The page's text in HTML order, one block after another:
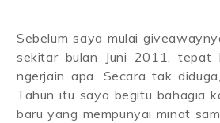
Sebelum saya mulai
sekitar bulan Juni 2011, tepat
ngerjain apa. Secara tak
Tahun itu saya begitu bahagia
baru yang mempunyai minat